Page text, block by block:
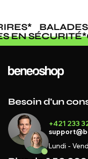
*
EN SÉCURITÉ
Besoin d'un
+421 233
Lundi -